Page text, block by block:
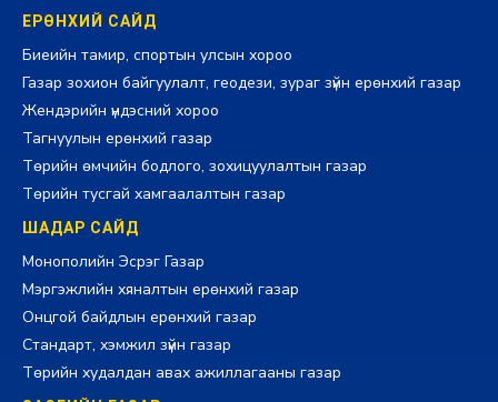
ЕРӨНХИЙ САЙД
Биеийн тамир, спортын улсын хороо
Газар зохион байгуулалт, геодези, зураг зүйн ерөнхий газар
Жендэрийн үндэсний хороо
Тагнуулын ерөнхий газар
Төрийн өмчийн бодлого, зохицуулалтын газар
Төрийн тусгай хамгаалалтын газар
ШАДАР САЙД
Монополийн Эсрэг Газар
Мэргэжлийн хяналтын ерөнхий газар
Онцгой байдлын ерөнхий газар
Стандарт, хэмжил зүйн газар
Төрийн худалдан авах ажиллагааны газар